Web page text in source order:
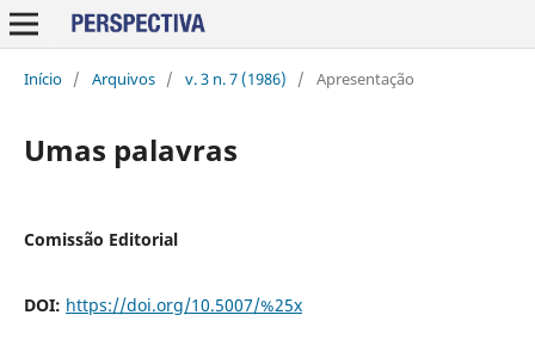
Início / Arquivos / v. 3 n. 7 (1986) / Apresentação
Umas palavras
Comissão Editorial
DOI: https://doi.org/10.5007/%25x